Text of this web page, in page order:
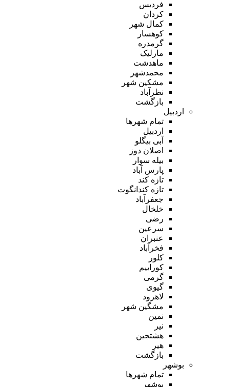
فردیس
کردان
کمال شهر
کوهسار
گرمدره
مارلیک
ماهدشت
محمدشهر
مشکین شهر
نظرآباد
بازگشت
اردبیل
تمام شهر‌ها
اردبیل
آبی بیگلو
اصلان دوز
بیله سوار
پارس آباد
تازه کند
تازه کندانگوت
جعفرآباد
خلخال
رضی
سرعین
عنبران
فخرآباد
کلور
کوراییم
گرمی
گیوی
لاهرود
مشگین شهر
نمین
نیر
هشتجین
هیر
بازگشت
بوشهر
تمام شهر‌ها
بوشهر